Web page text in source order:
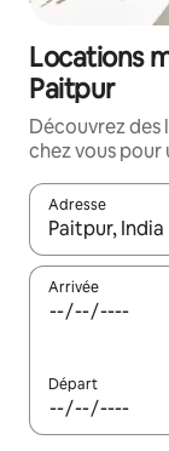
Locations
Paitpur
Découvrez des
chez vous pour
Adresse
Lorsque les
Arrivée
Départ